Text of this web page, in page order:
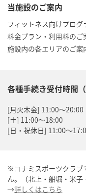
当施設のご案内
フィットネス向けプロ
料金プラン・利用料のご
施設内の各エリアのご案
各種手続き受付時間（
[月火木金] 11:00～20:00
[土] 11:00～18:00
[日・祝休日] 11:00～
※コナミスポーツクラブ
ん。（北上・船堀・米子
→詳しくはこちら